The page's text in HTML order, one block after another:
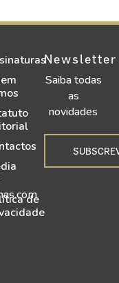
de
Newsletter
Saiba todas
as
novidades